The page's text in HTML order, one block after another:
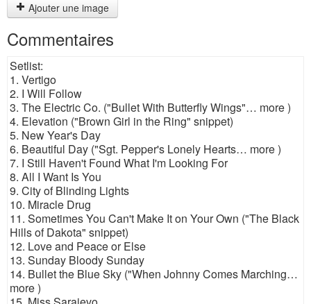
Ajouter une image
Commentaires
Setlist:
1. Vertigo
2. I Will Follow
3. The Electric Co. ("Bullet With Butterfly Wings"… more )
4. Elevation ("Brown Girl in the Ring" snippet)
5. New Year's Day
6. Beautiful Day ("Sgt. Pepper's Lonely Hearts… more )
7. I Still Haven't Found What I'm Looking For
8. All I Want Is You
9. City of Blinding Lights
10. Miracle Drug
11. Sometimes You Can't Make It on Your Own ("The Black
Hills of Dakota" snippet)
12. Love and Peace or Else
13. Sunday Bloody Sunday
14. Bullet the Blue Sky ("When Johnny Comes Marching…
more )